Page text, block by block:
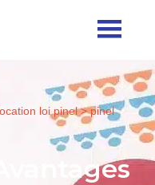
loi pinel>pinel